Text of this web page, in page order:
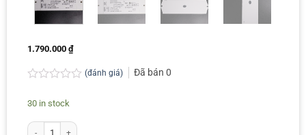
1.790.000 ₫
0.0
of
(đánh giá) Đã bán 0
30 in stock
DALI-2 led driver CCT 60W (hỗ trợ chip led Bridgelux) quantity